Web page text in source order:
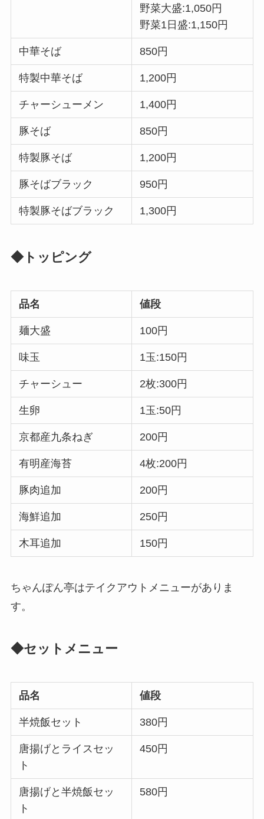
野菜大盛:1,050円
野菜1日盛:1,150円
中華そば 850円
特製中華そば 1,200円
チャーシューメン 1,400円
豚そば 850円
特製豚そば 1,200円
豚そばブラック 950円
特製豚そばブラック 1,300円
◆トッピング
品名 値段
麺大盛 100円
味玉 1玉:150円
チャーシュー 2枚:300円
生卵 1玉:50円
京都産九条ねぎ 200円
有明産海苔 4枚:200円
豚肉追加 200円
海鮮追加 250円
木耳追加 150円
ちゃんぽん亭はテイクアウトメニューがありま
す。
◆セットメニュー
品名 値段
半焼飯セット 380円
唐揚げとライスセッ
ト
450円
唐揚げと半焼飯セッ
ト
580円